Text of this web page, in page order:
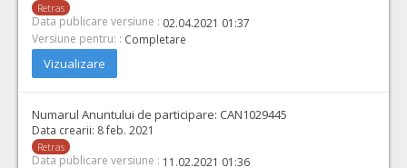
Retras
Data publicare versiune : 02.04.2021 01:37
Versiune pentru: : Completare
Vizualizare
Numarul Anuntului de participare: CAN1029445
Data crearii: 8 feb. 2021
Retras
Data publicare versiune : 11.02.2021 01:36